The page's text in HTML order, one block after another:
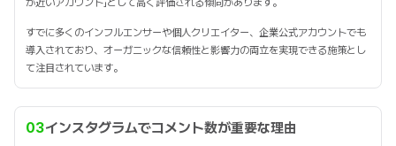
が近いアカウント」として高く評価される傾向があります。
すでに多くのインフルエンサーや個人クリエイター、企業公式アカウントでも
導入されており、オーガニックな信頼性と影響力の両立を実現できる施策とし
て注目されています。
03インスタグラムでコメント数が重要な理由